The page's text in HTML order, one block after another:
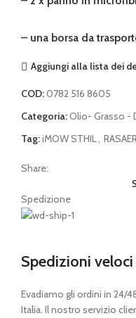
– una borsa da
Aggiungi alla lista dei
COD:0782 516 8605
Categoria:Olio- Grasso -
Tag:iMOW STHIL
Share:
Spedizione
Spedizioni
Evadiamo gli ordini in 24/
Italia. Il nostro servizio